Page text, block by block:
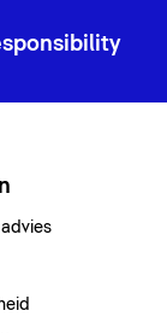
advies